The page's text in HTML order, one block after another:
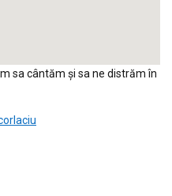
sa cântăm și sa ne distrăm în